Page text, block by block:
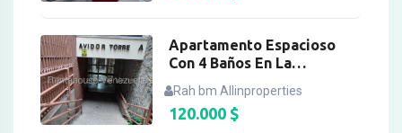
Apartamento Espacioso
Con 4 Baños En La
Rah bm Allinproperties
120.000 $